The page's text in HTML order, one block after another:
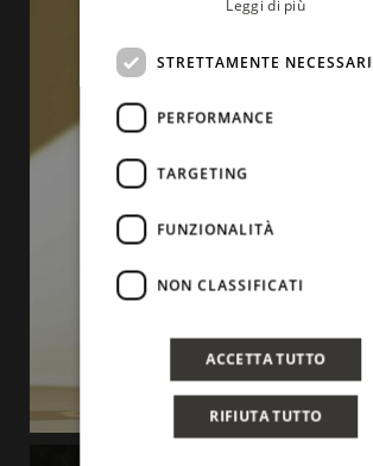
Leggi di più
STRETTAMENTE NECESSARI
PERFORMANCE
TARGETING
FUNZIONALITÀ
NON CLASSIFICATI
ACCETTA TUTTO
RIFIUTA TUTTO